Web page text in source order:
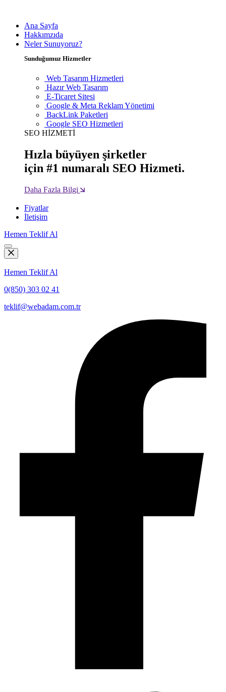
Ana Sayfa
Hakkımzıda
Neler Sunuyoruz?
Sunduğumuz Hizmetler
Web Tasarım Hizmetleri
Hazır Web Tasarım
E-Ticaret Sitesi
Google & Meta Reklam Yönetimi
BackLink Paketleri
Google SEO Hizmetleri
SEO HİZMETİ
Hızla büyüyen şirketler
için #1 numaralı SEO Hizmeti.
Daha Fazla Bilgi
Fiyatlar
İletişim
Hemen Teklif Al
Hemen Teklif Al
0(850) 303 02 41
teklif@webadam.com.tr